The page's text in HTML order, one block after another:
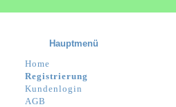
Hauptmenü
Home
Registrierung
Kundenlogin
AGB